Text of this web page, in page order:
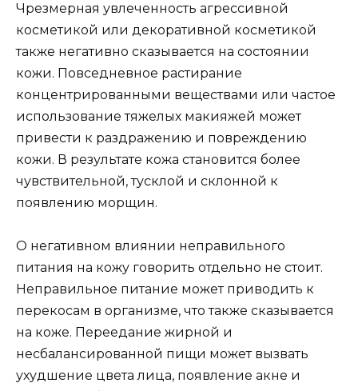
Чрезмерная увлеченность агрессивной
косметикой или декоративной косметикой
также негативно сказывается на состоянии
кожи. Повседневное растирание
концентрированными веществами или частое
использование тяжелых макияжей может
привести к раздражению и повреждению
кожи. В результате кожа становится более
чувствительной, тусклой и склонной к
появлению морщин.
О негативном влиянии неправильного
питания на кожу говорить отдельно не стоит.
Неправильное питание может приводить к
перекосам в организме, что также сказывается
на коже. Переедание жирной и
несбалансированной пищи может вызвать
ухудшение цвета лица, появление акне и